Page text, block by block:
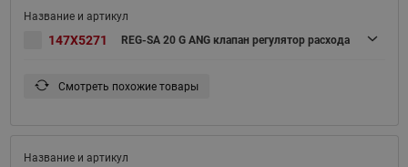
147X5271 REG-SA 20 G ANG клапан регулятор расхода
Смотреть похожие товары